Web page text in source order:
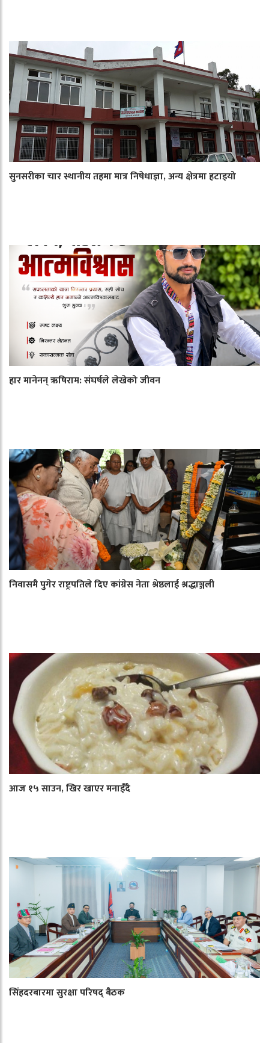
सुनसरीका चार स्थानीय तहमा मात्र निषेधाज्ञा, अन्य क्षेत्रमा हटाइयो
हार मानेनन् ऋषिराम: संघर्षले लेखेको जीवन
निवासमै पुगेर राष्ट्रपतिले दिए कांग्रेस नेता श्रेष्ठलाई श्रद्धाञ्जली
आज १५ साउन, खिर खाएर मनाइँदै
सिंहदरबारमा सुरक्षा परिषद् बैठक